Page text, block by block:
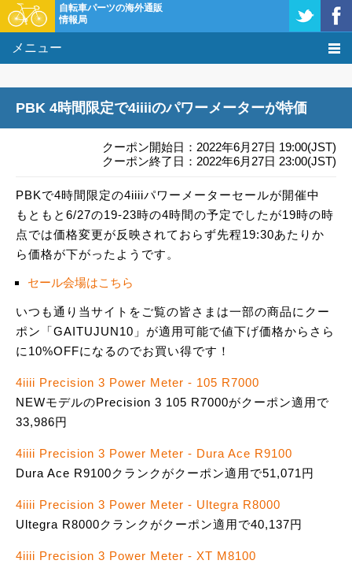
自転車パーツの海外通販
情報局
メニュー
基礎知識
購入方法
クーポン＆セール
PBK 4時間限定で4iiiiのパワーメーターが特価
クーポン開始日：2022年6月27日 19:00(JST)
クーポン終了日：2022年6月27日 23:00(JST)
PBKで4時間限定の4iiiiパワーメーターセールが開催中
もともと6/27の19-23時の4時間の予定でしたが19時の時
点では価格変更が反映されておらず先程19:30あたりか
ら価格が下がったようです。
セール会場はこちら
いつも通り当サイトをご覧の皆さまは一部の商品にクー
ポン「GAITUJUN10」が適用可能で値下げ価格からさら
に10%OFFになるのでお買い得です！
4iiii Precision 3 Power Meter - 105 R7000
NEWモデルのPrecision 3 105 R7000がクーポン適用で
33,986円
4iiii Precision 3 Power Meter - Dura Ace R9100
Dura Ace R9100クランクがクーポン適用で51,071円
4iiii Precision 3 Power Meter - Ultegra R8000
Ultegra R8000クランクがクーポン適用で40,137円
4iiii Precision 3 Power Meter - XT M8100